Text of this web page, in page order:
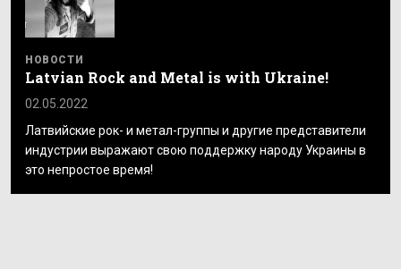
НОВОСТИ
Latvian Rock and Metal is with Ukraine!
02.05.2022
Латвийские рок- и метал-группы и другие представители
индустрии выражают свою поддержку народу Украины в
это непростое время!